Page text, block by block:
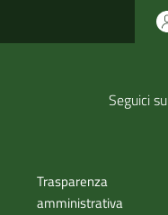
Seguici su
Trasparenza
amministrativa